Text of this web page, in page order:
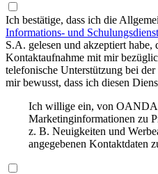
Ich bestätige, dass ich die
Informations- und
S.A. gelesen und akzeptiert
Kontaktaufnahme mit mir
telefonische Unterstützung bei
mir bewusst, dass ich diesen
Ich willige ein, von
Marketinginformationen zu
z. B. Neuigkeiten und
angegebenen Kontaktdaten